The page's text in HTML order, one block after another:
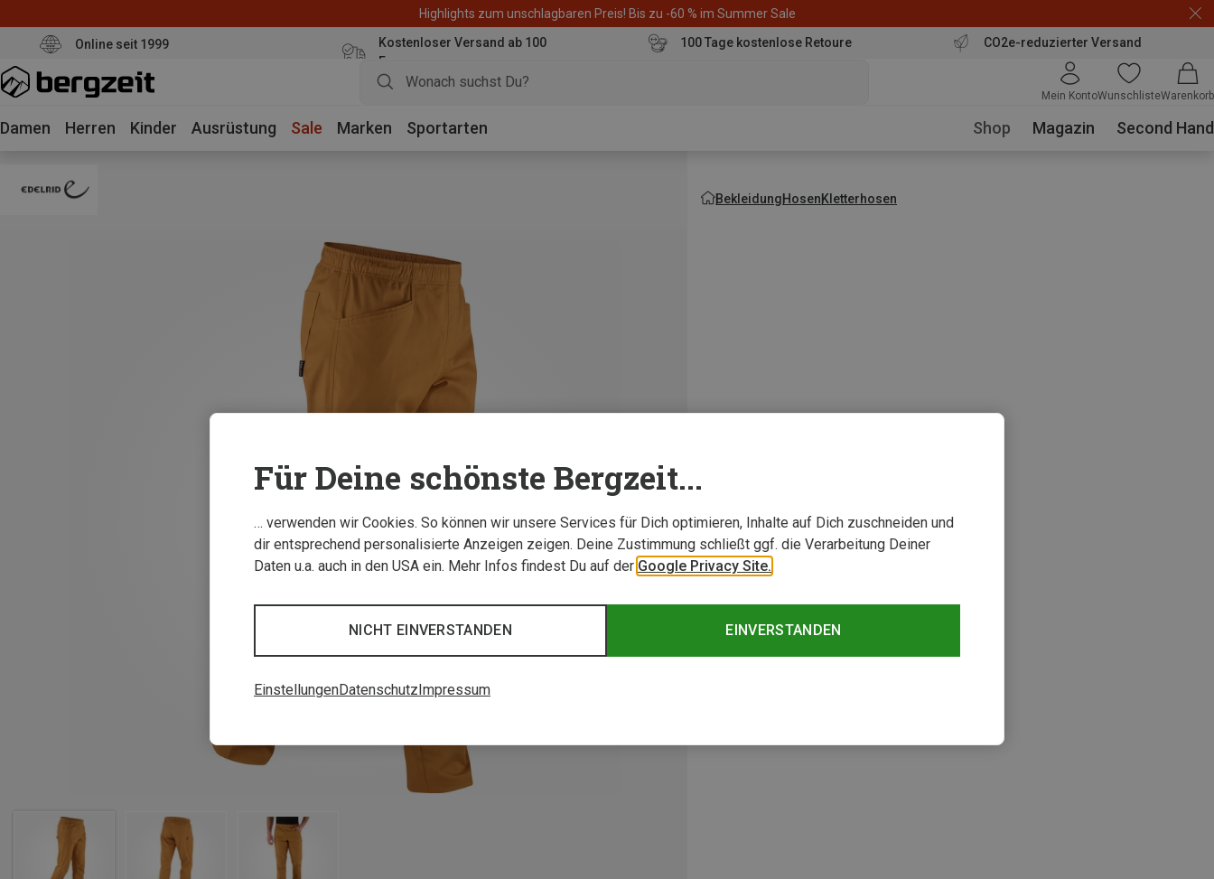
Highlights zum unschlagbaren Preis! Bis zu -60 % im Summer Sale
Online seit 1999
Kostenloser Versand ab 100
Euro
100 Tage kostenlose Retoure CO2e-reduzierter Versand
Mein KontoWunschlisteWarenkorb
Damen Herren Kinder Ausrüstung Sale Marken Sportarten Shop Magazin Second Hand
BekleidungHosenKletterhosen
Für Deine schönste Bergzeit...
… verwenden wir Cookies. So können wir unsere Services für Dich optimieren, Inhalte auf Dich zuschneiden und
dir entsprechend personalisierte Anzeigen zeigen. Deine Zustimmung schließt ggf. die Verarbeitung Deiner
Daten u.a. auch in den USA ein. Mehr Infos findest Du auf der Google Privacy Site.
EINVERSTANDEN
NICHT EINVERSTANDEN
EinstellungenDatenschutz Impressum